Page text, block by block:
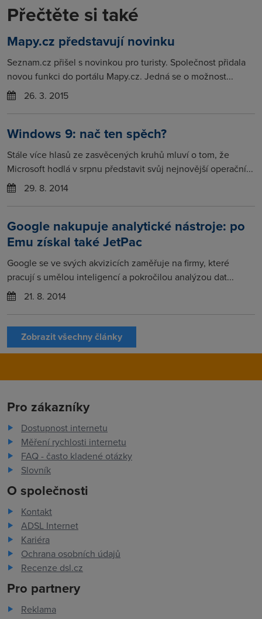
Přečtěte si také
Mapy.cz představují novinku
Seznam.cz přišel s novinkou pro turisty. Společnost přidala
novou funkci do portálu Mapy.cz. Jedná se o možnost...
26. 3. 2015
Windows 9: nač ten spěch?
Stále více hlasů ze zasvěcených kruhů mluví o tom, že
Microsoft hodlá v srpnu představit svůj nejnovější operační...
29. 8. 2014
Google nakupuje analytické nástroje: po
Emu získal také JetPac
Google se ve svých akvizicích zaměřuje na firmy, které
pracují s umělou inteligencí a pokročilou analýzou dat...
21. 8. 2014
Zobrazit všechny články
Pro zákazníky
Dostupnost internetu
Měření rychlosti internetu
FAQ - často kladené otázky
Slovník
O společnosti
Kontakt
ADSL Internet
Kariéra
Ochrana osobních údajů
Recenze dsl.cz
Pro partnery
Reklama